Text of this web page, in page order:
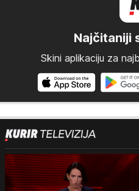
Najčitaniji
Skini aplikaciju za